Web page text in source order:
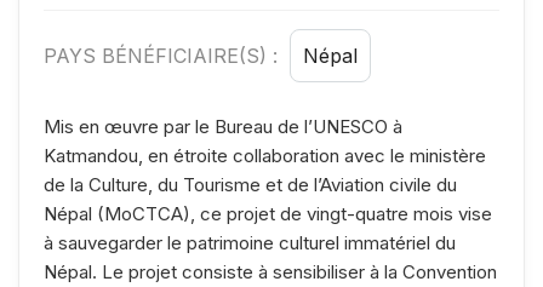
PAYS BÉNÉFICIAIRE(S) : Népal
Mis en œuvre par le Bureau de l’UNESCO à
Katmandou, en étroite collaboration avec le ministère
de la Culture, du Tourisme et de l’Aviation civile du
Népal (MoCTCA), ce projet de vingt-quatre mois vise
à sauvegarder le patrimoine culturel immatériel du
Népal. Le projet consiste à sensibiliser à la Convention